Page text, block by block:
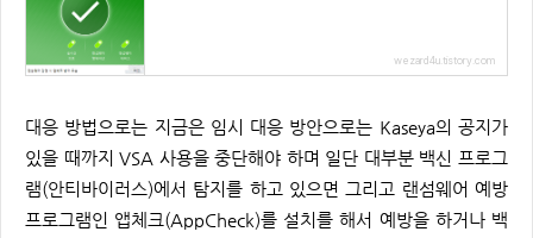
wezard4u.tistory.com
대응 방법으로는 지금은 임시 대응 방안으로는 Kaseya의 공지가
있을 때까지 VSA 사용을 중단해야 하며 일단 대부분 백신 프로그
램(안티바이러스)에서 탐지를 하고 있으면 그리고 랜섬웨어 예방
프로그램인 앱체크(AppCheck)를 설치를 해서 예방을 하거나 백